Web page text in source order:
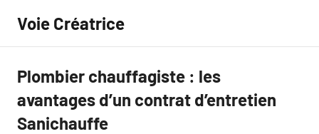
contenu
Voie Créatrice
Plombier chauffagiste : les
avantages d’un contrat d’entretien
Sanichauffe